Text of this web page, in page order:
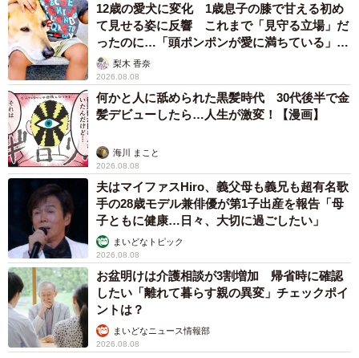
12歳の愛犬に変化 1歳息子の膝で甘える初め
て見せる姿に反響 これまで「見守る立場」だ
ったのに…「頭ポンポンが愛に満ちている」
「尊…」
梨木 香奈
2026.08.08
何かと人に舐められた黒髪時代 30代後半で金
髪デビューしたら…人生が激変！【漫画】
海川 まこと
2026.08.08
夫はマイファスHiro、義父母も義兄も超有名歌
手の28歳モデル兼俳優が第1子出産を報告「母
子ともに健康…日々、大切に過ごしたい」
まいどなトピック
2026.08.08
お盆明けは介護相談が3割増加 帰省時に確認
したい「離れて暮らす親の異変」チェックポイ
ントは？
まいどなニュース情報部
2026.08.08